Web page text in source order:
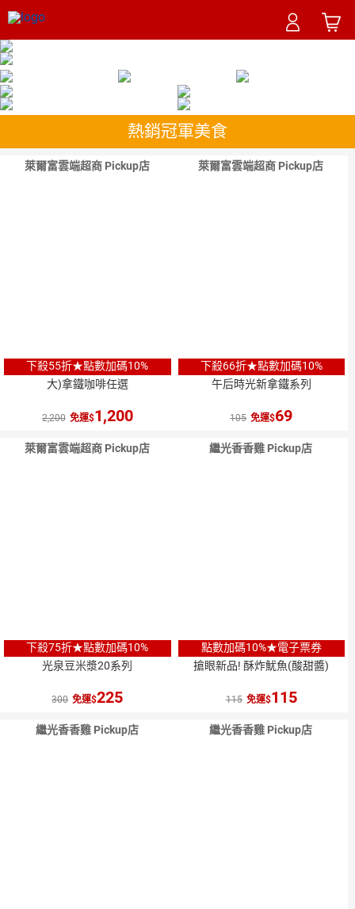
熱銷冠軍美食
萊爾富雲端超商 Pickup店
下殺55折★點數加碼10%
大)拿鐵咖啡任選
2,200 免運 1,200
萊爾富雲端超商 Pickup店
下殺66折★點數加碼10%
午后時光新拿鐵系列
105 免運 69
萊爾富雲端超商 Pickup店
下殺75折★點數加碼10%
光泉豆米漿20系列
300 免運 225
繼光香香雞 Pickup店
點數加碼10%★電子票券
搶眼新品! 酥炸魷魚(酸甜醬)
115 免運 115
繼光香香雞 Pickup店 繼光香香雞 Pickup店